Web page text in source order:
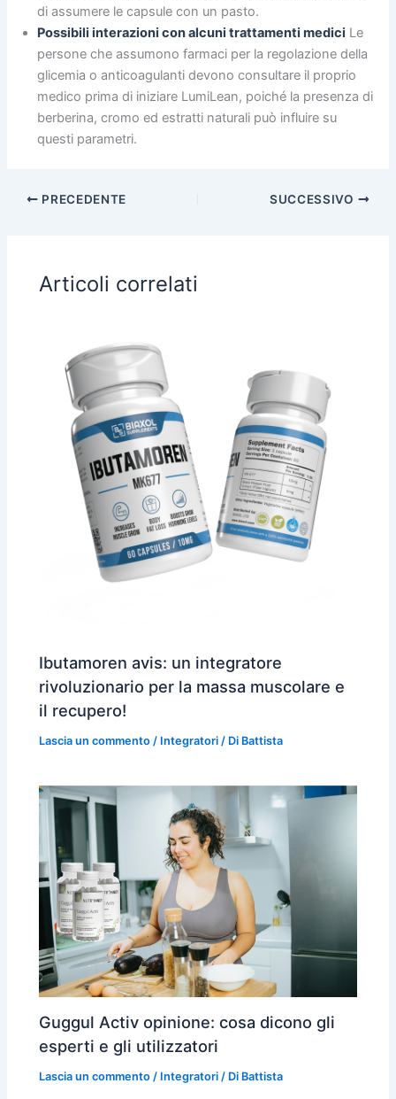
di assumere le capsule con un pasto.
Possibili interazioni con alcuni trattamenti medici Le
persone che assumono farmaci per la regolazione della
glicemia o anticoagulanti devono consultare il proprio
medico prima di iniziare LumiLean, poiché la presenza di
berberina, cromo ed estratti naturali può influire su
questi parametri.
PRECEDENTE SUCCESSIVO
Articoli correlati
Ibutamoren avis: un integratore
rivoluzionario per la massa muscolare e
il recupero!
Lascia un commento / Integratori / Di Battista
Guggul Activ opinione: cosa dicono gli
esperti e gli utilizzatori
Lascia un commento / Integratori / Di Battista